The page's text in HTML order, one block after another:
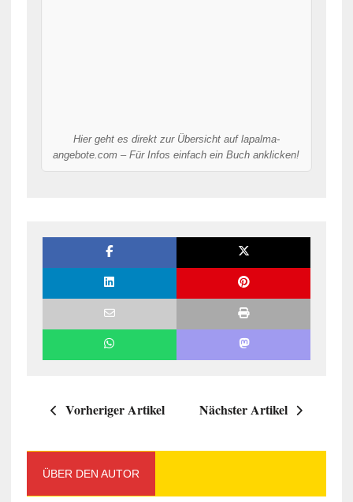
Hier geht es direkt zur Übersicht auf lapalma-
angebote.com – Für Infos einfach ein Buch anklicken!
Vorheriger Artikel Nächster Artikel
ÜBER DEN AUTOR